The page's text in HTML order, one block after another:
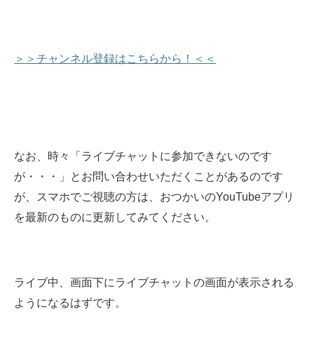
＞＞チャンネル登録はこちらから！＜＜
なお、時々「ライブチャットに参加できないのです
が・・・」とお問い合わせいただくことがあるのです
が、スマホでご視聴の方は、おつかいのYouTubeアプリ
を最新のものに更新してみてください。
ライブ中、画面下にライブチャットの画面が表示される
ようになるはずです。